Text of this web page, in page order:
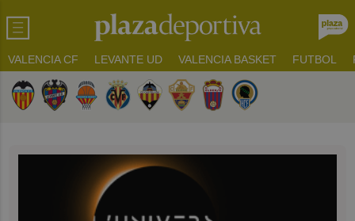
VALENCIA CF LEVANTE UD VALENCIA BASKET FUTBOL